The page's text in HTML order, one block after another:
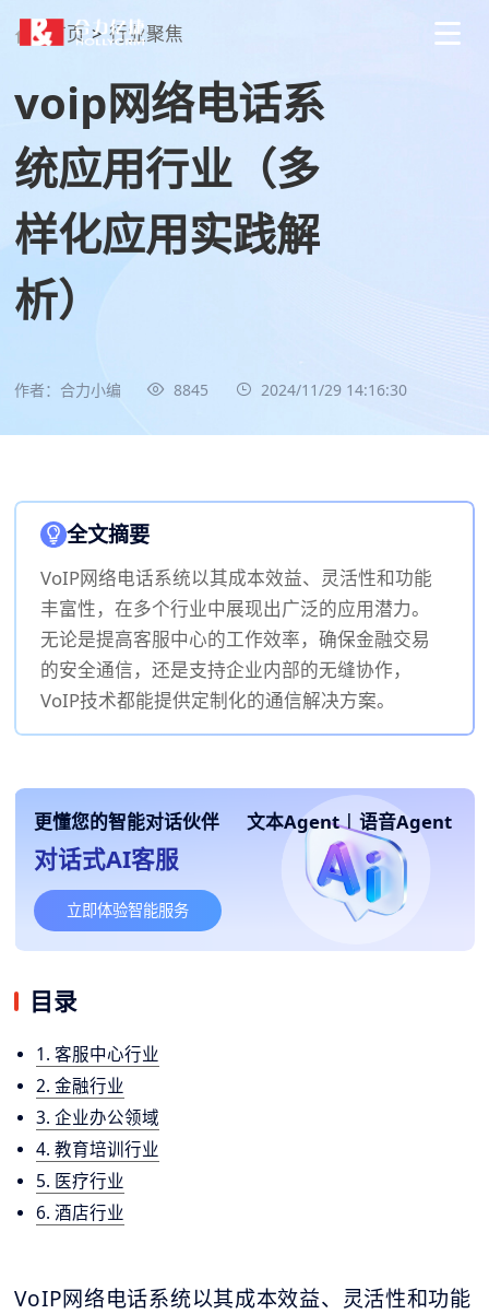
首页 > 行业聚焦
voip网络电话系
统应用行业（多
样化应用实践解
析）
作者：合力小编 8845 2024/11/29 14:16:30
全文摘要
VoIP网络电话系统以其成本效益、灵活性和功能
丰富性，在多个行业中展现出广泛的应用潜力。
无论是提高客服中心的工作效率，确保金融交易
的安全通信，还是支持企业内部的无缝协作，
VoIP技术都能提供定制化的通信解决方案。
更懂您的智能对话伙伴 文本Agent | 语音Agent
对话式AI客服
立即体验智能服务
目录
1. 客服中心行业
2. 金融行业
3. 企业办公领域
4. 教育培训行业
5. 医疗行业
6. 酒店行业
VoIP网络电话系统以其成本效益、灵活性和功能